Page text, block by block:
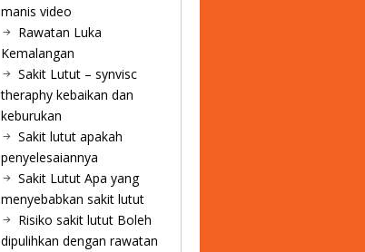
manis video
Rawatan Luka
Kemalangan
Sakit Lutut – synvisc
theraphy kebaikan dan
keburukan
Sakit lutut apakah
penyelesaiannya
Sakit Lutut Apa yang
menyebabkan sakit lutut
Risiko sakit lutut Boleh
dipulihkan dengan rawatan